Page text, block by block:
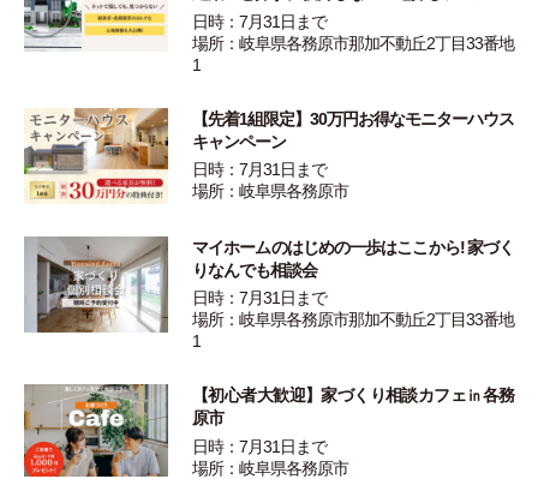
日時：7月31日まで
場所：岐阜県各務原市那加不動丘2丁目33番地
1
【先着1組限定】30万円お得なモニターハウス
キャンペーン
日時：7月31日まで
場所：岐阜県各務原市
マイホームのはじめの一歩はここから! 家づく
りなんでも相談会
日時：7月31日まで
場所：岐阜県各務原市那加不動丘2丁目33番地
1
【初心者大歓迎】家づくり相談カフェ㏌各務
原市
日時：7月31日まで
場所：岐阜県各務原市